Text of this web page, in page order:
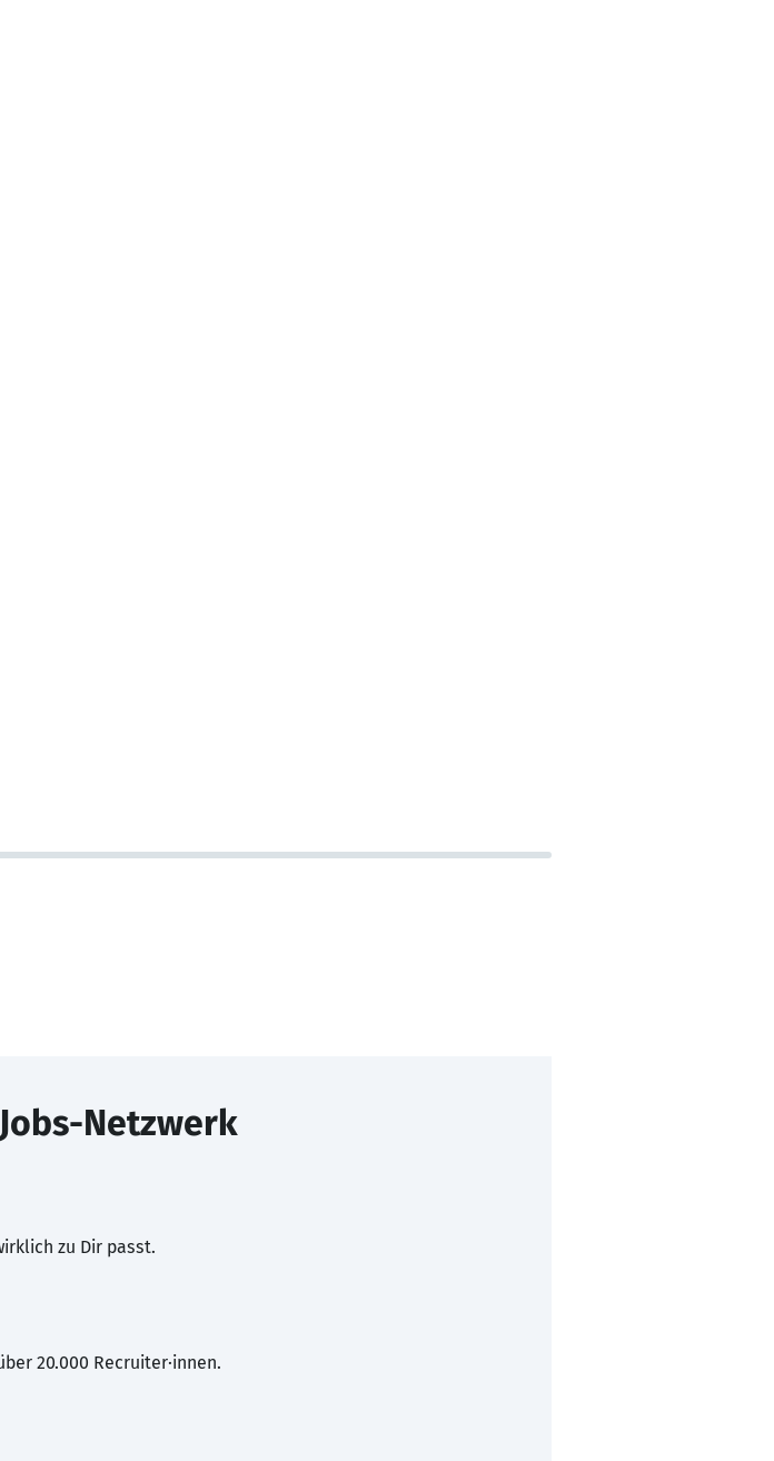
Netzwerk
zu Dir passt.
20.000 Recruiter·innen.